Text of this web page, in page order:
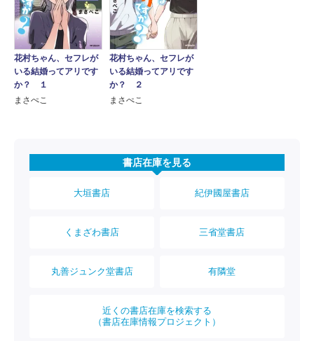
花村ちゃん、セフレが
いる結婚ってアリです
か？ １
まさぺこ
花村ちゃん、セフレが
いる結婚ってアリです
か？ ２
まさぺこ
書店在庫を見る
大垣書店 紀伊國屋書店
くまざわ書店 三省堂書店
丸善ジュンク堂書店 有隣堂
近くの書店在庫を検索する
（書店在庫情報プロジェクト）